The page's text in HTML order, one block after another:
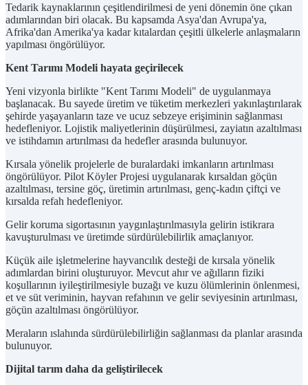
Tedarik kaynaklarının çeşitlendirilmesi de yeni dönemin öne çıkan
adımlarından biri olacak. Bu kapsamda Asya'dan Avrupa'ya,
Afrika'dan Amerika'ya kadar kıtalardan çeşitli ülkelerle anlaşmaların
yapılması öngörülüyor.
Kent Tarımı Modeli hayata geçirilecek
Yeni vizyonla birlikte "Kent Tarımı Modeli" de uygulanmaya
başlanacak. Bu sayede üretim ve tüketim merkezleri yakınlaştırılarak
şehirde yaşayanların taze ve ucuz sebzeye erişiminin sağlanması
hedefleniyor. Lojistik maliyetlerinin düşürülmesi, zayiatın azaltılması
ve istihdamın artırılması da hedefler arasında bulunuyor.
Kırsala yönelik projelerle de buralardaki imkanların artırılması
öngörülüyor. Pilot Köyler Projesi uygulanarak kırsaldan göçün
azaltılması, tersine göç, üretimin artırılması, genç-kadın çiftçi ve
kırsalda refah hedefleniyor.
Gelir koruma sigortasının yaygınlaştırılmasıyla gelirin istikrara
kavuşturulması ve üretimde sürdürülebilirlik amaçlanıyor.
Küçük aile işletmelerine hayvancılık desteği de kırsala yönelik
adımlardan birini oluşturuyor. Mevcut ahır ve ağılların fiziki
koşullarının iyileştirilmesiyle buzağı ve kuzu ölümlerinin önlenmesi,
et ve süt veriminin, hayvan refahının ve gelir seviyesinin artırılması,
göçün azaltılması öngörülüyor.
Meraların ıslahında sürdürülebilirliğin sağlanması da planlar arasında
bulunuyor.
Dijital tarım daha da geliştirilecek